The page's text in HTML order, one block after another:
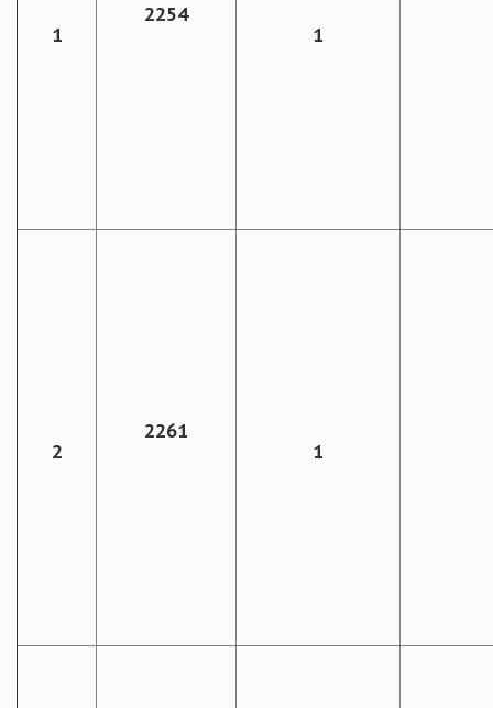
1
2254
1
2
2261
1